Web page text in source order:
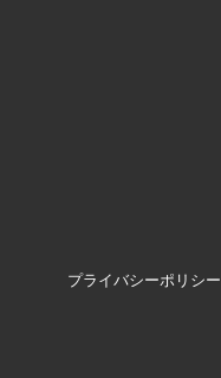
プライバシーポリシー